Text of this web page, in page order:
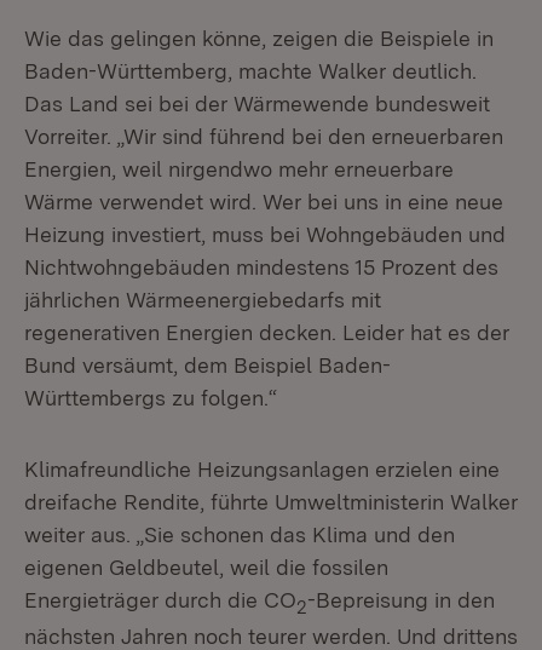
Wie das gelingen könne, zeigen die Beispiele in
Baden-Württemberg, machte Walker deutlich.
Das Land sei bei der Wärmewende bundesweit
Vorreiter. „Wir sind führend bei den erneuerbaren
Energien, weil nirgendwo mehr erneuerbare
Wärme verwendet wird. Wer bei uns in eine neue
Heizung investiert, muss bei Wohngebäuden und
Nichtwohngebäuden mindestens 15 Prozent des
jährlichen Wärmeenergiebedarfs mit
regenerativen Energien decken. Leider hat es der
Bund versäumt, dem Beispiel Baden-
Württembergs zu folgen.“
Klimafreundliche Heizungsanlagen erzielen eine
dreifache Rendite, führte Umweltministerin Walker
weiter aus. „Sie schonen das Klima und den
eigenen Geldbeutel, weil die fossilen
Energieträger durch die CO2-Bepreisung in den
nächsten Jahren noch teurer werden. Und drittens